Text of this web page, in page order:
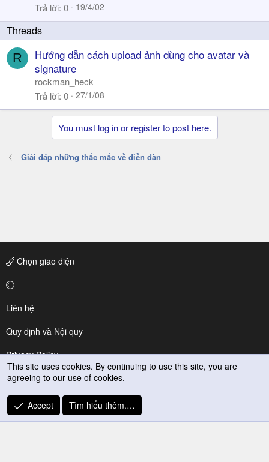
c
y
Trả lời 0 19/4/02
R
Hướng dẫn cách upload ảnh dùng cho avatar và
signature
rockman_heck
Trả lời 0 27/1/08
You must log in or register to post here.
Giải đáp những thắc mắc về diễn đàn
Chọn giao diện
Liên hệ
Quy định và Nội quy
Privacy Policy
Trợ giúp
R
S
This site uses cookies. By continuing to use this site, you are
agreeing to our use of cookies.
Accept Tìm hiểu thêm.…